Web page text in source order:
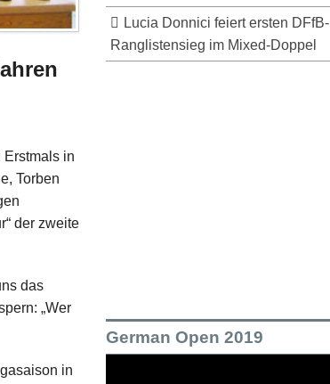
Erstmals in
Torben
der zweite
das
„Wer
in
Lucia Donnici feiert ersten DFfB-
Ranglistensieg im Mixed-Doppel
German Open 2019